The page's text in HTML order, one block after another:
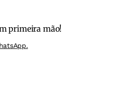
primeira mão!